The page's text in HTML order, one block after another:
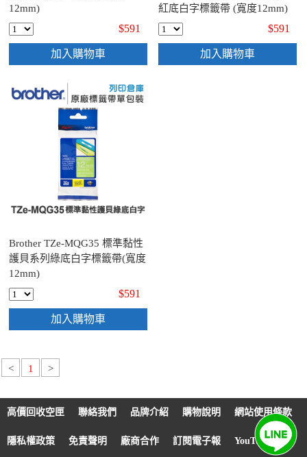
12mm)
$591
加入購物車
紅底白字標籤帶 (寬度12mm)
$591
加入購物車
Brother TZe-MQG35 標準黏性
護貝系列綠底白字標籤帶(寬度
12mm)
$591
加入購物車
< 1 >
高價回收空匣 聯絡我們 品牌介紹 購物說明 網站使用條款
隱私權政策 免責聲明 廠商合作 訂閱電子報 YouTube